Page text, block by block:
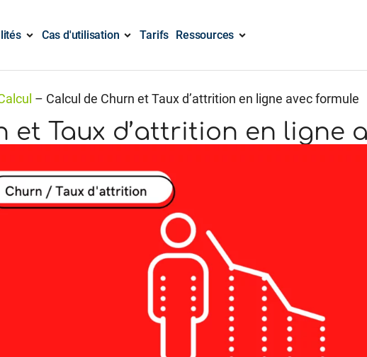
Cas d'utilisation Tarifs Ressources
– Calcul de Churn et Taux d’attrition en ligne avec formule
et Taux d’attrition en ligne